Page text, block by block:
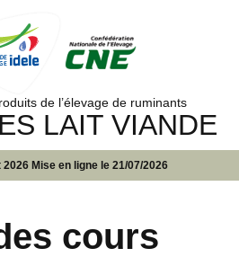
de l’élevage de ruminants
LAIT VIANDE
Mise en ligne le 21/07/2026
cours